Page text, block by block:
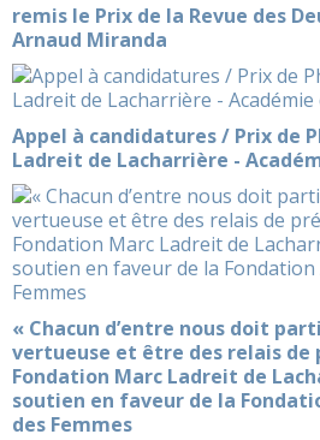
remis le Prix de la Revue des
Arnaud Miranda
Appel à candidatures / Prix de
Ladreit de Lacharrière -
« Chacun d’entre nous doit
vertueuse et être des relais de
Fondation Marc Ladreit de
soutien en faveur de la
des Femmes